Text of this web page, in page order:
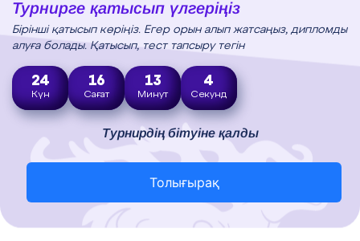
Турнирге қатысып үлгеріңіз
Бірінші қатысып көріңіз. Егер орын алып жатсаңыз, дипломды
алуға болады. Қатысып, тест тапсыру тегін
24
Күн
16
Сағат
13
Минут
2
Секунд
Турнирдің бітуіне қалды
Толығырақ